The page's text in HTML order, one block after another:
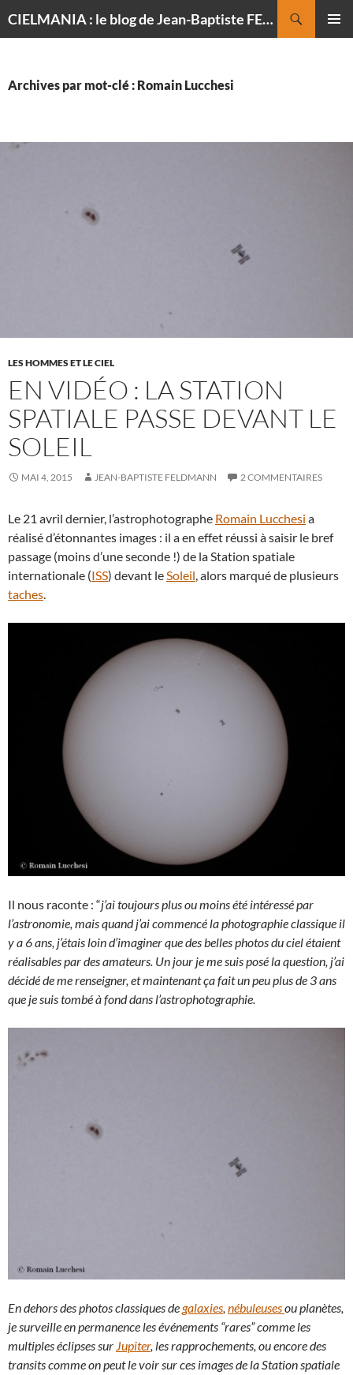
CIELMANIA : le blog de Jean-Baptiste FELDMANN, photographe du ciel
Archives par mot-clé : Romain Lucchesi
LES HOMMES ET LE CIEL
EN VIDÉO : LA STATION
SPATIALE PASSE DEVANT LE
SOLEIL
MAI 4, 2015 JEAN-BAPTISTE FELDMANN 2 COMMENTAIRES
Le 21 avril dernier, l’astrophotographe Romain Lucchesi a
réalisé d’étonnantes images : il a en effet réussi à saisir le bref
passage (moins d’une seconde !) de la Station spatiale
internationale (ISS) devant leSoleil, alors marqué de plusieurs
taches.
Il nous raconte : “j’ai toujours plus ou moins été intéressé par
l’astronomie, mais quand j’ai commencé la photographie classique il
y a 6 ans, j’étais loin d’imaginer que des belles photos du ciel étaient
réalisables par des amateurs. Un jour je me suis posé la question, j’ai
décidé de me renseigner, et maintenant ça fait un peu plus de 3 ans
que je suis tombé à fond dans l’astrophotographie.
En dehors des photos classiques degalaxies, nébuleusesou planètes,
je surveille en permanence les événements “rares” comme les
multiples éclipses sur Jupiter, les rapprochements, ou encore des
transits comme on peut le voir sur ces images de la Station spatiale